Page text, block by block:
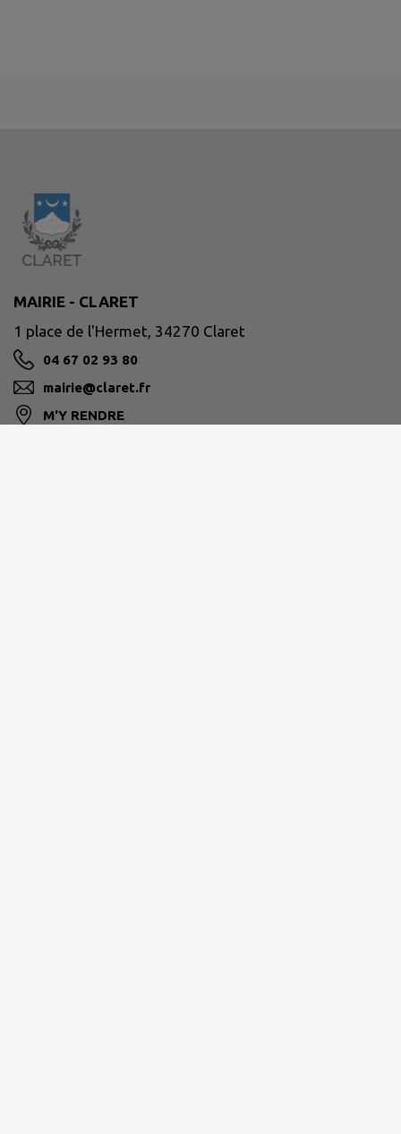
MAIRIE - CLARET
1 place de l'Hermet, 34270 Claret
04 67 02 93 80
mairie@claret.fr
M'Y RENDRE